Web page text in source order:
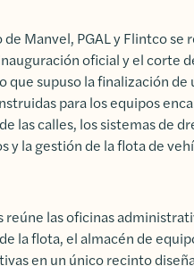
Manvel, PGAL y Flintco se
oficial y el corte
que supuso la finalización de
para los equipos
las calles, los sistemas de
y la gestión de la flota de
reúne las oficinas
la flota, el almacén de
en un único recinto